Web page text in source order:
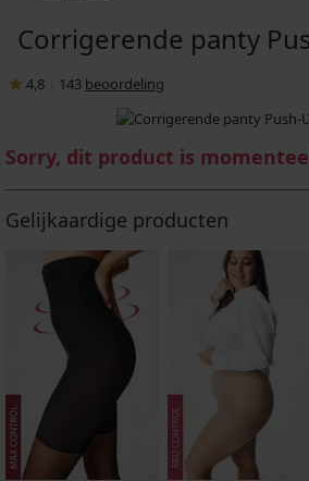
Corrigerende panty
4,8 143 beoordeling
Sorry, dit product is
Gelijkaardige producten